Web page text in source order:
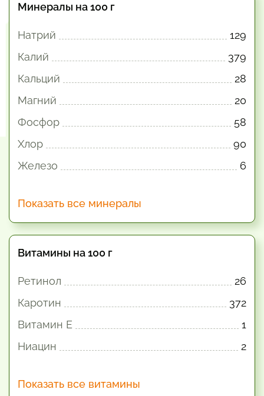
Минералы на 100 г
Натрий
129
Калий
379
Кальций
28
Магний
20
Фосфор
58
Хлор
90
Железо
6
Показать все минералы
Витамины на 100 г
Ретинол
26
Каротин
372
Витамин E
1
Ниацин
2
Показать все витамины